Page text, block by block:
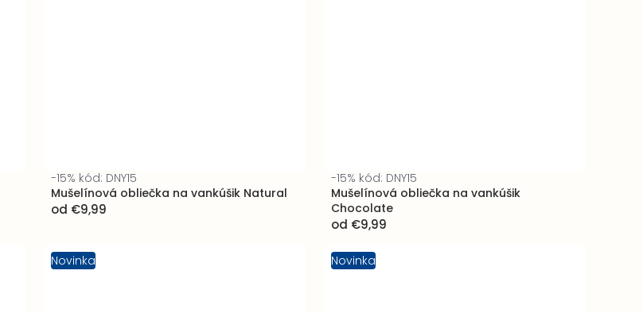
-15% kód: DNY15
Mušelínová obliečka na vankúšik Natural
od €9,99
-15% kód: DNY15
Mušelínová obliečka na vankúšik
Chocolate
od €9,99
Novinka Novinka